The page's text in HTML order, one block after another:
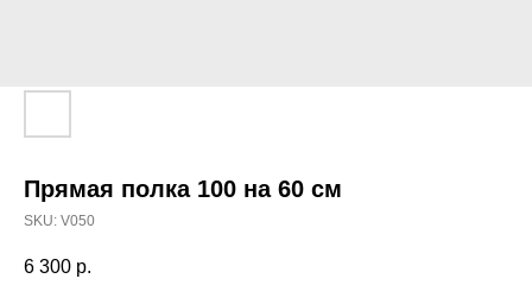
Прямая полка 100 на 60 см
SKU: V050
6 300 р.